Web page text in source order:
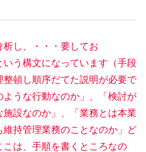
し、・・・要してお
いう構文になっています（手段
頓し順序だてた説明が必要で
うな行動なのか」、「検討が
設なのか」、「業務とは本業
持管理業務のことなのか」ど
は、手順を書くところなの